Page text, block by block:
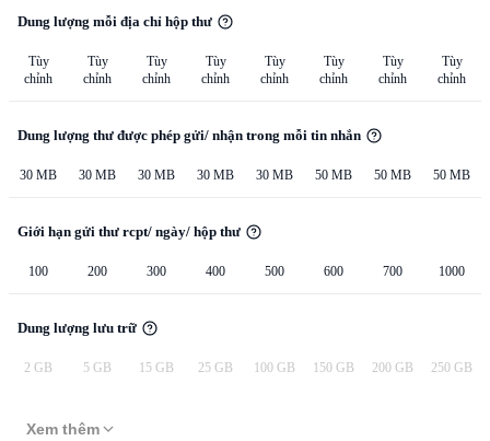
Dung lượng mỗi địa chỉ hộp thư
Tùy
chỉnh
Tùy
chỉnh
Tùy
chỉnh
Tùy
chỉnh
Tùy
chỉnh
Tùy
chỉnh
Tùy
chỉnh
Tùy
chỉnh
Dung lượng thư được phép gửi/ nhận trong mỗi tin nhắn
30 MB 30 MB 30 MB 30 MB 30 MB 50 MB 50 MB 50 MB
Giới hạn gửi thư rcpt/ ngày/ hộp thư
100 200 300 400 500 600 700 1000
Dung lượng lưu trữ
2 GB 5 GB 15 GB 25 GB 100 GB 150 GB 200 GB 250 GB
Xem thêm